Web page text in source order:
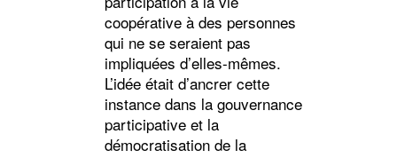
coopérative à des personnes
qui ne se seraient pas
impliquées d’elles-mêmes.
L’idée était d’ancrer cette
instance dans la gouvernance
participative et la
démocratisation de la